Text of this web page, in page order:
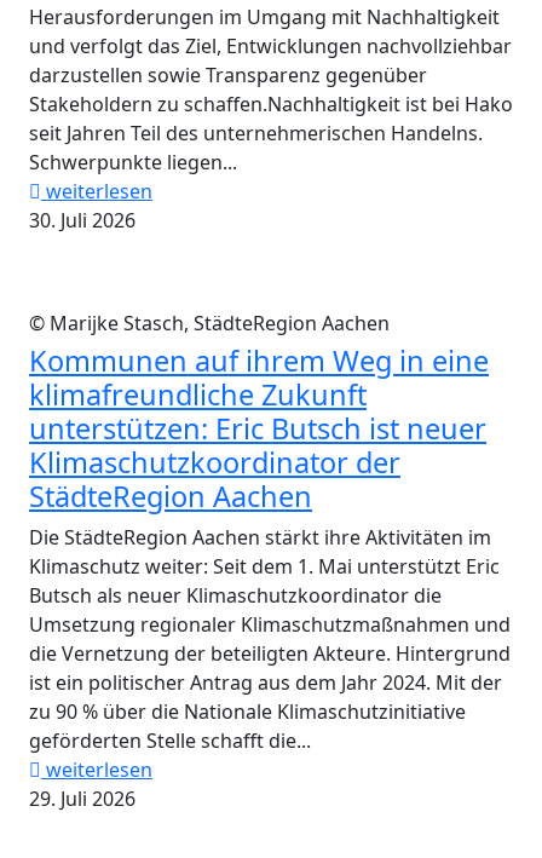
Herausforderungen im Umgang mit Nachhaltigkeit
und verfolgt das Ziel, Entwicklungen nachvollziehbar
darzustellen sowie Transparenz gegenüber
Stakeholdern zu schaffen.Nachhaltigkeit ist bei Hako
seit Jahren Teil des unternehmerischen Handelns.
Schwerpunkte liegen...
weiterlesen
30. Juli 2026
© Marijke Stasch, StädteRegion Aachen
Kommunen auf ihrem Weg in eine
klimafreundliche Zukunft
unterstützen: Eric Butsch ist neuer
Klimaschutzkoordinator der
StädteRegion Aachen
Die StädteRegion Aachen stärkt ihre Aktivitäten im
Klimaschutz weiter: Seit dem 1. Mai unterstützt Eric
Butsch als neuer Klimaschutzkoordinator die
Umsetzung regionaler Klimaschutzmaßnahmen und
die Vernetzung der beteiligten Akteure. Hintergrund
ist ein politischer Antrag aus dem Jahr 2024. Mit der
zu 90 % über die Nationale Klimaschutzinitiative
geförderten Stelle schafft die...
weiterlesen
29. Juli 2026